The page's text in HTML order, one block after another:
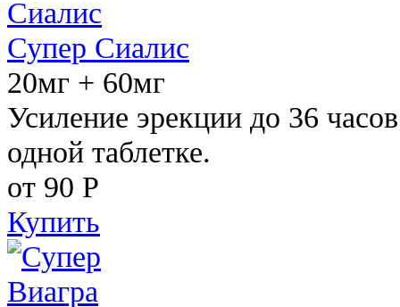
Супер Сиалис
20мг + 60мг
Усиление эрекции до 36
одной таблетке.
от 90 Р
Купить